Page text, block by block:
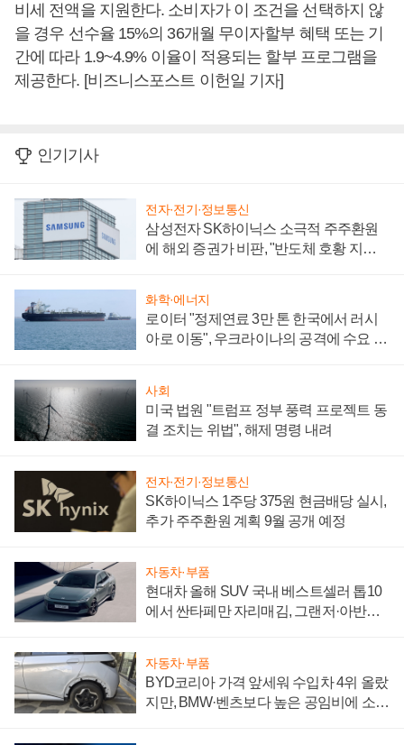
비세 전액을 지원한다. 소비자가 이 조건을 선택하지 않
을 경우 선수율 15%의 36개월 무이자할부 혜택 또는 기
간에 따라 1.9~4.9% 이율이 적용되는 할부 프로그램을
제공한다. [비즈니스포스트 이헌일 기자]
인기기사
전자·전기·정보통신
삼성전자 SK하이닉스 소극적 주주환원
에 해외 증권가 비판, "반도체 호황 지속
화학·에너지
로이터 "정제연료 3만 톤 한국에서 러시
아로 이동", 우크라이나의 공격에 수요 늘
사회
미국 법원 "트럼프 정부 풍력 프로젝트 동
결 조치는 위법", 해제 명령 내려
전자·전기·정보통신
SK하이닉스 1주당 375원 현금배당 실시,
추가 주주환원 계획 9월 공개 예정
자동차·부품
현대차 올해 SUV 국내 베스트셀러 톱10
에서 싼타페만 자리매김, 그랜저·아반떼
자동차·부품
BYD코리아 가격 앞세워 수입차 4위 올랐
지만, BMW·벤츠보다 높은 공임비에 소비